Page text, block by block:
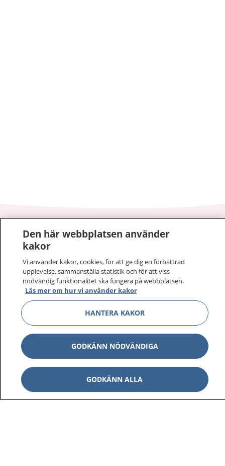
1177–tryggt om din hälsa och vård
sjukdomar och vilka mottagningar du kan kontakta.
Logga in för att läsa din journal och göra dina
vårdärenden. Ring telefonnummer 1177 för
sjukvårdsrådgivning dygnet runt.
1177 ger dig råd när du vill må bättre.
1177 på flera språk Visa
Den här webbplatsen använder
kakor
Vi använder kakor, cookies, för att ge dig en förbättrad
upplevelse, sammanställa statistik och för att viss
nödvändig funktionalitet ska fungera på webbplatsen.
Läs mer om hur vi använder kakor
HANTERA KAKOR
GODKÄNN NÖDVÄNDIGA
GODKÄNN ALLA